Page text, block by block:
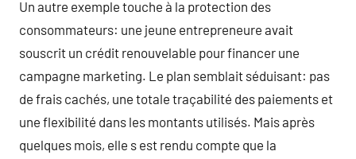
Un autre exemple touche à la protection des
consommateurs: une jeune entrepreneure avait
souscrit un crédit renouvelable pour financer une
campagne marketing. Le plan semblait séduisant: pas
de frais cachés, une totale traçabilité des paiements et
une flexibilité dans les montants utilisés. Mais après
quelques mois, elle s est rendu compte que la